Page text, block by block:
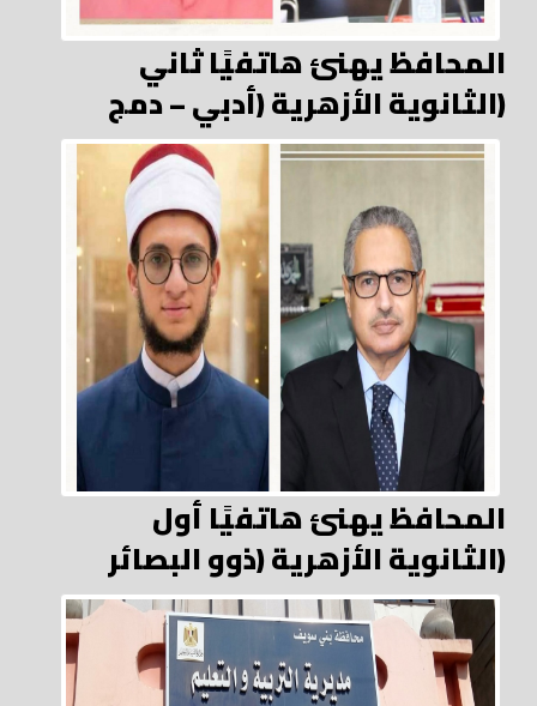
المحافظ يهنئ هاتفيًا ثاني
الثانوية الأزهرية (أدبي – دمج)
المحافظ يهنئ هاتفيًا أول
الثانوية الأزهرية (ذوو البصائر)